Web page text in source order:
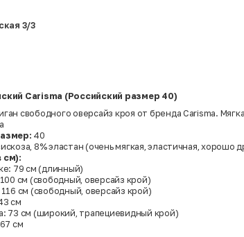
3/3
Carisma (Российский размер 40)
свободного оверсайз кроя от бренда Carisma.
40
8% эластан (очень мягкая, эластичная, хорошо
см):
79 см (длинный)
см (свободный, оверсайз крой)
см (свободный, оверсайз крой)
см
73 см (широкий, трапециевидный крой)
см